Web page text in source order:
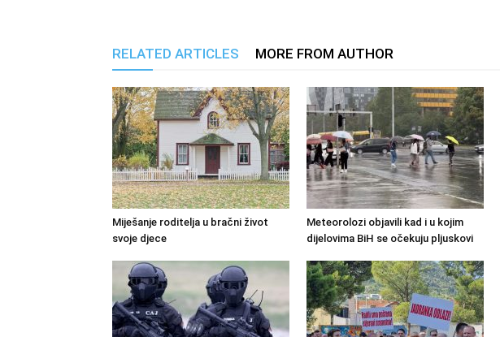
RELATED ARTICLES MORE FROM AUTHOR
Miješanje roditelja u bračni život
svoje djece
Meteorolozi objavili kad i u kojim
dijelovima BiH se očekuju pljuskovi